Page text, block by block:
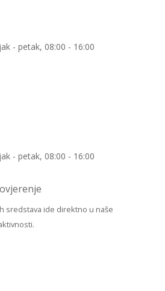
- petak, 08:00 - 16:00
- petak, 08:00 - 16:00
sredstava ide direktno u naše